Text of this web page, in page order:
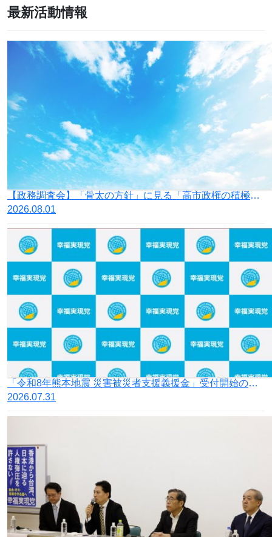
最新活動情報
【政務調査会】「骨太の方針」に見る「高市政権の積極財政」の落とし穴
2026.08.01
「令和8年熊本地震 災害被災者支援義援金」受付開始のお知らせ
2026.07.31